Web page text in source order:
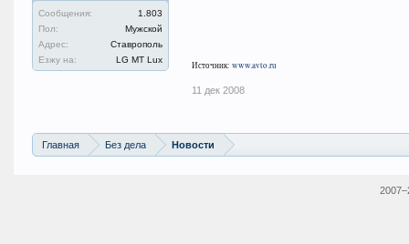
Сообщения:
1.803
Пол:
Мужской
Адрес:
Ставрополь
Езжу на:
LG MT Lux
Источник: www.avto.ru
11 дек 2008
Главная Без дела Новости
2007–